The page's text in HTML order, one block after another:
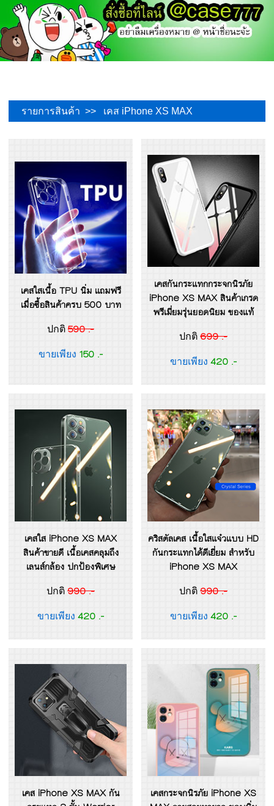
รายการสินค้า >> เคส iPhone XS MAX
เคสใสเนื้อ TPU นิ่ม แถมฟรี
เมื่อซื้อสินค้าครบ 500 บาท
ปกติ 590 .-
ขายเพียง 150 .-
เคสกันกระแทกกระจกนิรภัย
iPhone XS MAX สินค้าเกรด
พรีเมี่ยมรุ่นยอดนิยม ของแท้
ปกติ 699 .-
ขายเพียง 420 .-
เคสใส iPhone XS MAX
สินค้าขายดี เนื้อเคสคลุมถึง
เลนส์กล้อง ปกป้องพิเศษ
ปกติ 990 .-
ขายเพียง 420 .-
คริสตัลเคส เนื้อใสแจ๋วแบบ HD
กันกระแทกได้ดีเยี่ยม สำหรับ
iPhone XS MAX
ปกติ 990 .-
ขายเพียง 420 .-
เคส iPhone XS MAX กัน
เคสกระจกนิรภัย iPhone XS